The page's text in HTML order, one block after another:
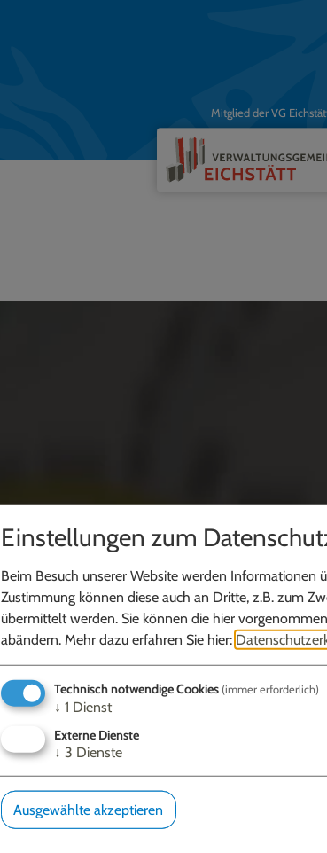
Mitglied der VG
Einstellungen zum
Beim Besuch unserer Website werden Informationen
Zustimmung können diese auch an Dritte, z.B. zum
übermittelt werden. Sie können die hier
abändern. Mehr dazu erfahren Sie hier:
Technisch notwendige Cookies (immer erforderlich)
↓ 1 Dienst
Externe Dienste
↓ 3 Dienste
Ausgewählte akzeptieren